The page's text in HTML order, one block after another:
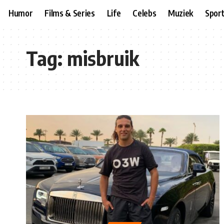
Humor Films & Series Life Celebs Muziek
Tag:misbruik